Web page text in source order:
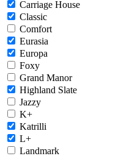
Carriage House
Classic
Comfort
Eurasia
Europa
Foxy
Grand Manor
Highland Slate
Jazzy
K+
Katrilli
L+
Landmark